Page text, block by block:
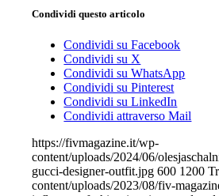
Condividi questo articolo
Condividi su Facebook
Condividi su X
Condividi su WhatsApp
Condividi su Pinterest
Condividi su LinkedIn
Condividi attraverso Mail
https://fivmagazine.it/wp-
content/uploads/2024/06/
gucci-designer-outfit.jpg 600 1200
content/uploads/2023/08/fiv-